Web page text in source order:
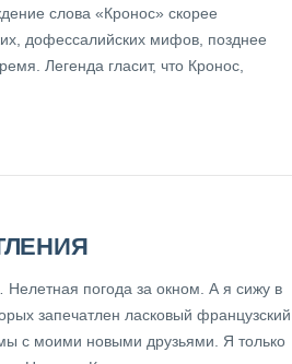
слова «Кронос» скорее
дофессалийских мифов, позднее
Легенда гласит, что Кронос,
погода за окном. А я сижу в
запечатлен ласковый французский
с моими новыми друзьями. Я только